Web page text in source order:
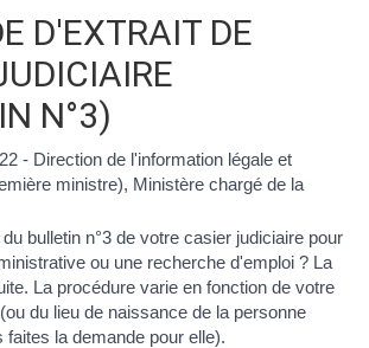
D'EXTRAIT DE
N°3)
- Direction de l'information légale et
ministre), Ministère chargé de la
bulletin n°3 de votre casier judiciaire pour
ou une recherche d'emploi ? La
. La procédure varie en fonction de votre
(ou du lieu de naissance de la personne
la demande pour elle).